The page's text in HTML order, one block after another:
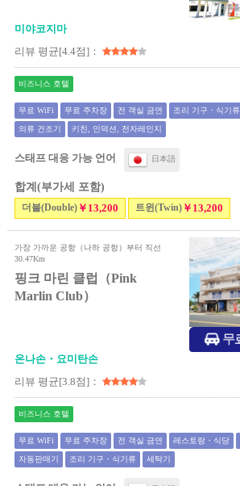
미야코지마
리뷰 평균[4.4점]：
비즈니스 호텔
무료 WiFi 무료 주차장 전 객실 금연 조리 기구・식기류
의류 건조기 키친, 인덕션, 전자레인지
스태프 대응 가능 언어 日本語
합계(부가세 포함)
더블(Double)￥13,200 트윈(Twin)￥13,200
가장 가까운 공항（나하 공항）부터 직선
30.47Km
핑크 마린 클럽（Pink
Marlin Club）
온나손・요미탄손
리뷰 평균[3.8점]：
비즈니스 호텔
무료 WiFi 무료 주차장 전 객실 금연 레스토랑・식당
자동판매기 조리 기구・식기류 세탁기